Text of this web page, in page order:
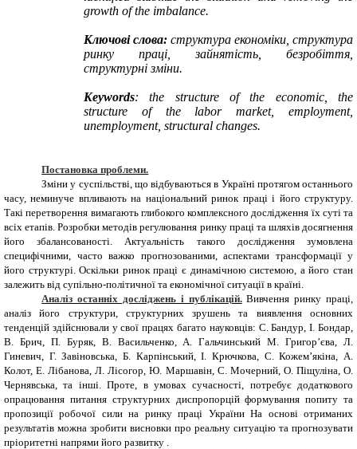
growth of the imbalance.
Ключові слова: структура економіки, структура
ринку праці, зайнятість, безробіття,
структурні зміни.
Keywords: the structure of the economic,
the
structure of the labor market, employment,
unemployment, structural changes.
Постановка проблеми.
Зміни у суспільстві, що відбуваються в Україні протягом останнього
часу, неминуче впливають на національний ринок праці і його структуру.
Такі перетворення вимагають глибокого комплексного дослідження їх суті та
всіх етапів. Розробки методів регулювання ринку праці та шляхів досягнення
його збалансованості. Актуальність такого дослідження зумовлена
специфічними, часто важко прогнозованими, аспектами трансформації у
його структурі. Оскільки ринок праці є динамічною системою, а його стан
залежить від супільно-політичної та економічної ситуації в країні.
Аналіз останніх досліджень і публікацій.Вивчення ринку праці,
аналіз його структури, структурних зрушень та виявлення основних
тенденцій здійснювали у свої працях багато науковців: С. Бандур, І. Бондар,
В. Брич, П. Буряк, В. Васильченко, А. Гальчинський М. Григор’єва, Л.
Гиневич, Г. Завіновська, Б. Карпінський, І. Крючкова, С. Кожем’якіна, А.
Колот, Е. Лібанова, Л. Лісогор, Ю. Маршавін, С. Мочерний, О. Піщуліна, О.
Чернявська, та інші. Проте, в умовах сучасності, потребує додаткового
опрацювання питання структурних диспропорцій формування попиту та
пропозиції робочої сили на ринку праці України На основі отриманих
результатів можна зробити висновки про реальну ситуацію та прогнозувати
пріоритетні напрями його развитку .